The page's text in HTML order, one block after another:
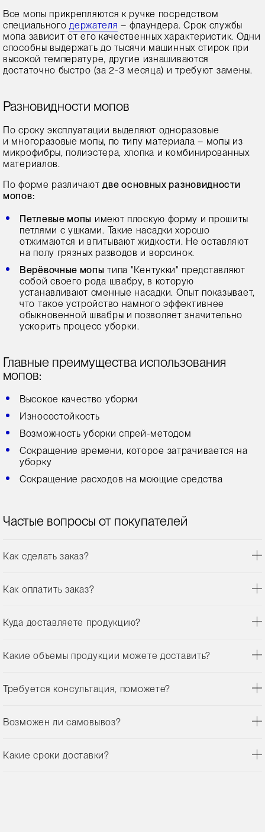
Все мопы прикрепляются к ручке посредством
специальногодержателя – флаундера. Срок службы
мопа зависит от его качественных характеристик. Одни
способны выдержать до тысячи машинных стирок при
высокой температуре, другие изнашиваются
достаточно быстро (за 2-3 месяца) и требуют замены.
Разновидности мопов
По сроку эксплуатации выделяют одноразовые
и многоразовые мопы, по типу материала – мопы из
микрофибры, полиэстера, хлопка и комбинированных
материалов.
По форме различаютдве основных разновидности
мопов:
Петлевые мопы имеют плоскую форму и прошиты
петлями с ушками. Такие насадки хорошо
отжимаются и впитывают жидкости. Не оставляют
на полу грязных разводов и ворсинок.
Верёвочные мопы типа "Кентукки" представляют
собой своего рода швабру, в которую
устанавливают сменные насадки. Опыт показывает,
что такое устройство намного эффективнее
обыкновенной швабры и позволяет значительно
ускорить процесс уборки.
Главные преимущества использования
мопов:
Высокое качество уборки
Износостойкость
Возможность уборки спрей-методом
Сокращение времени, которое затрачивается на
уборку
Сокращение расходов на моющие средства
Частые вопросы от покупателей
Как сделать заказ?
Как оплатить заказ?
Куда доставляете продукцию?
Какие объемы продукции можете доставить?
Требуется консультация, поможете?
Возможен ли самовывоз?
Какие сроки доставки?